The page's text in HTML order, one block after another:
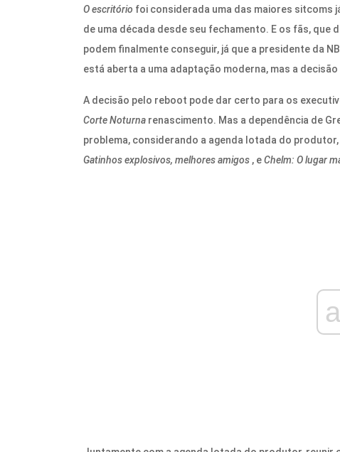
O escritório foi considerada uma das maiores sitcoms
de uma década desde seu fechamento. E os fãs, que
podem finalmente conseguir, já que a presidente da
está aberta a uma adaptação moderna, mas a
A decisão pelo reboot pode dar certo para os
Corte Noturna renascimento. Mas a dependência de
problema, considerando a agenda lotada do
Gatinhos explosivos, melhores amigos , eChelm: O lugar